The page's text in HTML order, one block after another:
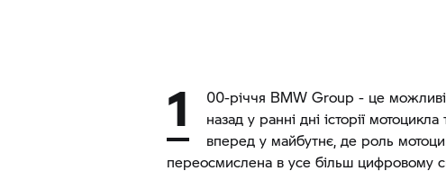
1 00-річчя BMW Group - це
назад у ранні дні історії
вперед у майбутнє, де роль
переосмислена в усе більш цифровому